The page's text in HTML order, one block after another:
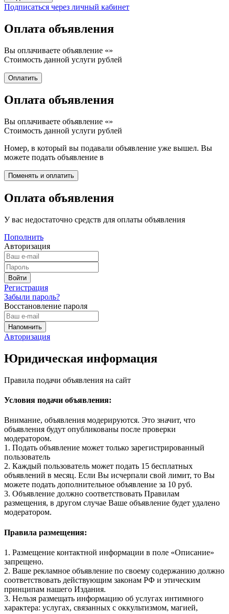
Подписаться через личный кабинет
Оплата объявления
Вы оплачиваете объявление «»
Стоимость данной услуги рублей
Оплата объявления
Вы оплачиваете объявление «»
Стоимость данной услуги рублей
Номер, в который вы подавали объявление уже вышел. Вы
можете подать объявление в
Оплата объявления
У вас недостаточно средств для оплаты объявления
Пополнить
Авторизация
Регистрация
Забыли пароль?
Восстановление пароля
Авторизация
Юридическая информация
Правила подачи объявления на сайт
Условия подачи объявления:
Внимание, объявления модерируются. Это значит, что
объявления будут опубликованы после проверки
модератором.
1. Подать объявление может только зарегистрированный
пользователь
2. Каждый пользователь может подать 15 бесплатных
объявлений в месяц. Если Вы исчерпали свой лимит, то Вы
можете подать дополнительное объявление за 10 руб.
3. Объявление должно соответствовать Правилам
размещения, в другом случае Ваше объявление будет удалено
модератором.
Правила размещения:
1. Размещение контактной информации в поле «Описание»
запрещено.
2. Ваше рекламное объявление по своему содержанию должно
соответствовать действующим законам РФ и этическим
принципам нашего Издания.
3. Нельзя размещать информацию об услугах интимного
характера: услугах, связанных с оккультизмом, магией,